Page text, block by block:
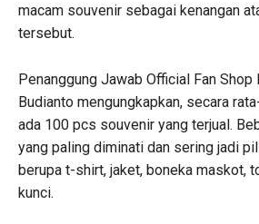
macam souvenir sebagai kenangan
tersebut.
Penanggung Jawab Official Fan Shop
Budianto mengungkapkan, secara
ada 100 pcs souvenir yang terjual.
yang paling diminati dan sering jadi
berupa t-shirt, jaket, boneka maskot,
kunci.